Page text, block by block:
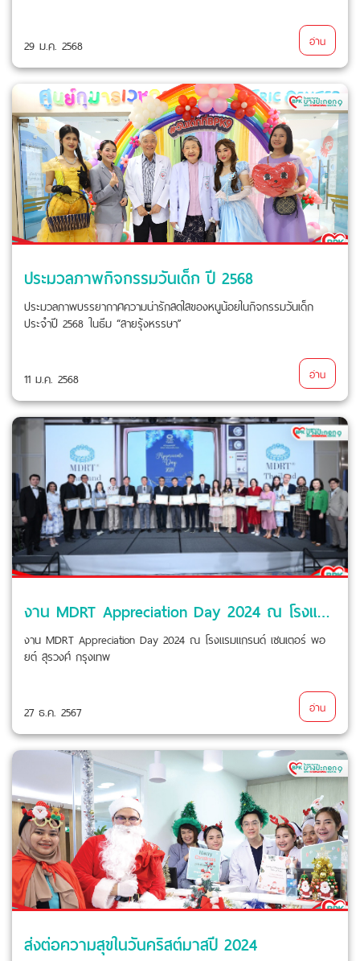
29 ม.ค. 2568 อ่าน
ประมวลภาพกิจกรรมวันเด็ก ปี 2568
ประมวลภาพบรรยากาศความน่ารักสดใสของหนูน้อยในกิจกรรมวันเด็ก
ประจำปี 2568 ในธีม “สายรุ้งหรรษา”
11 ม.ค. 2568 อ่าน
งาน MDRT Appreciation Day 2024 ณ โรงแรมแกรนด์ เซนเตอร์ พอยต์ สุรวงศ์ กรุงเทพ
งาน MDRT Appreciation Day 2024 ณ โรงแรมแกรนด์ เซนเตอร์ พอ
ยต์ สุรวงศ์ กรุงเทพ
27 ธ.ค. 2567 อ่าน
ส่งต่อความสุขในวันคริสต์มาสปี 2024